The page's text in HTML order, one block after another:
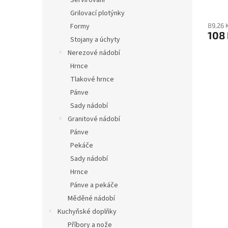
Grilovací plotýnky
Formy
Stojany a úchyty
Nerezové nádobí
Hrnce
Tlakové hrnce
Pánve
Sady nádobí
Granitové nádobí
Pánve
Pekáče
Sady nádobí
Hrnce
Pánve a pekáče
Měděné nádobí
Kuchyňské doplňky
Příbory a nože
89,26
108